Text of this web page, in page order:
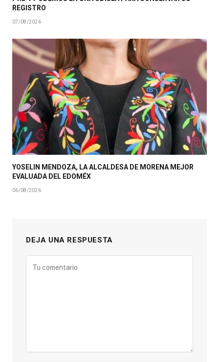
REGISTRO
07/08/2026
YOSELIN MENDOZA, LA ALCALDESA DE MORENA MEJOR
EVALUADA DEL EDOMÉX
06/08/2026
DEJA UNA RESPUESTA